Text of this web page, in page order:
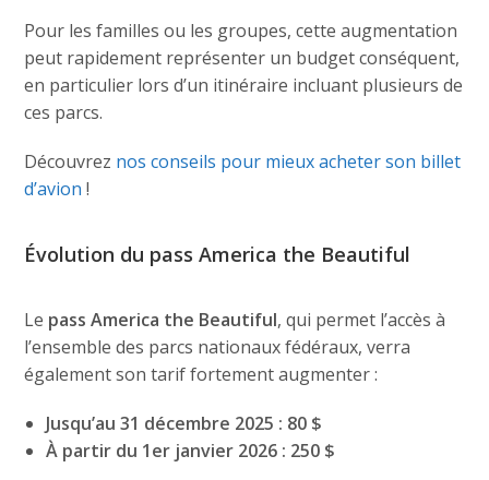
Pour les familles ou les groupes, cette augmentation
peut rapidement représenter un budget conséquent,
en particulier lors d’un itinéraire incluant plusieurs de
ces parcs.
Découvrez nos conseils pour mieux acheter son billet
d’avion !
Évolution du pass America the Beautiful
Le pass America the Beautiful, qui permet l’accès à
l’ensemble des parcs nationaux fédéraux, verra
également son tarif fortement augmenter :
Jusqu’au 31 décembre 2025 : 80 $
À partir du 1er janvier 2026 : 250 $